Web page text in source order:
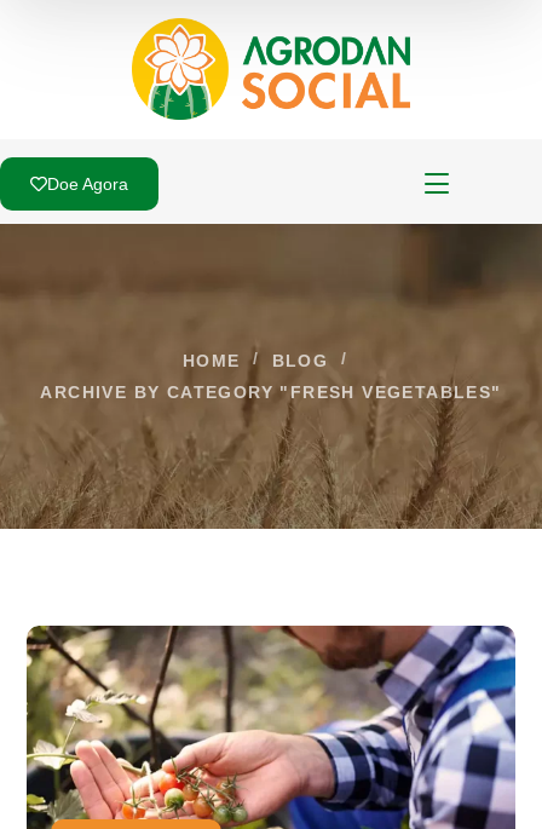
Doe Agora
HOME
BLOG
ARCHIVE BY CATEGORY "FRESH VEGETABLES"